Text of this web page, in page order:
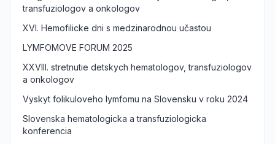
transfuziologov a onkologov
XVI. Hemofilicke dni s medzinarodnou učastou
LYMFOMOVE FORUM 2025
XXVIII. stretnutie detskych hematologov, transfuziologov
a onkologov
Vyskyt folikuloveho lymfomu na Slovensku v roku 2024
Slovenska hematologicka a transfuziologicka
konferencia